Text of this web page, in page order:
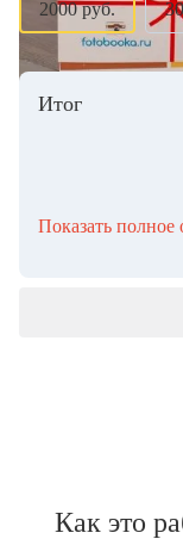
2000 руб.
Итог
Показать полное
Как это